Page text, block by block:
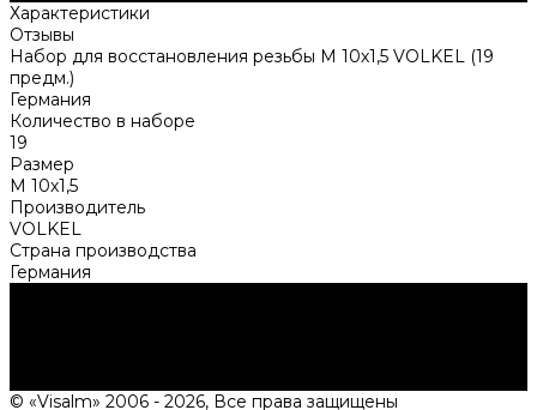
Характеристики
Отзывы
Набор для восстановления резьбы M 10х1,5 VOLKEL (19
предм.)
Германия
Количество в наборе
19
Размер
M 10х1,5
Производитель
VOLKEL
Страна производства
Германия
© «Visalm» 2006 - 2026, Все права защищены